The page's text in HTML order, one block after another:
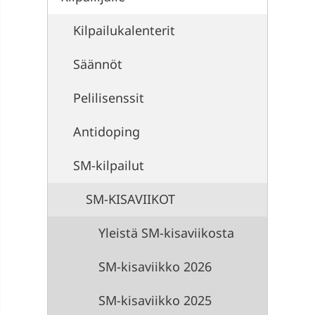
Kilpailukalenterit
Säännöt
Pelilisenssit
Antidoping
SM-kilpailut
SM-KISAVIIKOT
Yleistä SM-kisaviikosta
SM-kisaviikko 2026
SM-kisaviikko 2025